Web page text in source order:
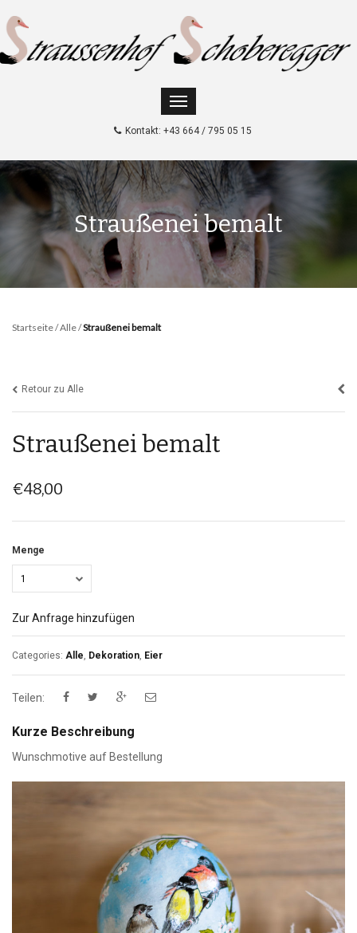
Kontakt: +43 664 / 795 05 15
Straußenei bemalt
Startseite/Alle/Straußenei bemalt
Retour zu Alle
Straußenei bemalt
€48,00
Menge
1
Zur Anfrage hinzufügen
Categories: Alle, Dekoration, Eier
Teilen:
Kurze Beschreibung
Wunschmotive auf Bestellung